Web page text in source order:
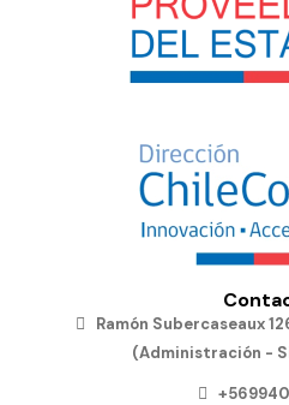
Ramón Subercaseaux
(Administración -